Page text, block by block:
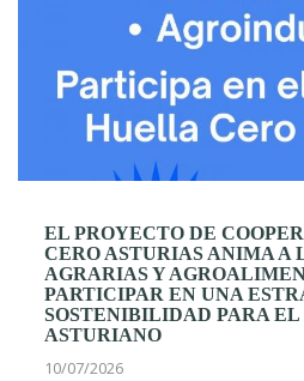
EL PROYECTO DE
CERO ASTURIAS ANIMA A
AGRARIAS Y
PARTICIPAR EN UNA
SOSTENIBILIDAD PARA
ASTURIANO
10/07/2026